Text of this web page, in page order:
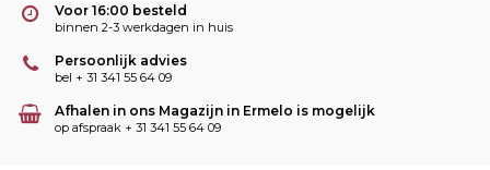
Voor 16:00 besteld
binnen 2-3 werkdagen in huis
Persoonlijk advies
bel + 31 341 55 64 09
Afhalen in ons Magazijn in Ermelo is mogelijk
op afspraak + 31 341 55 64 09